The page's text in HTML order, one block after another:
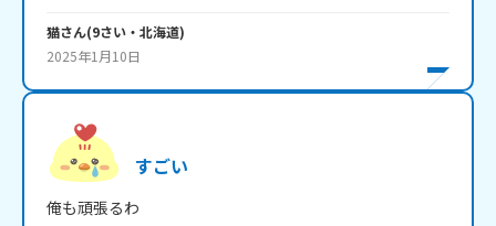
猫さん(9さい・ 北海道)
2025年1月10日
すごい